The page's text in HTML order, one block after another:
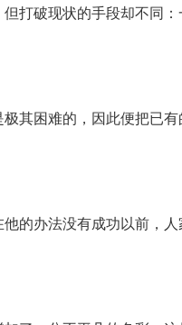
打破现状的手段却不同
其困难的，因此便把已
的办法没有成功以前，